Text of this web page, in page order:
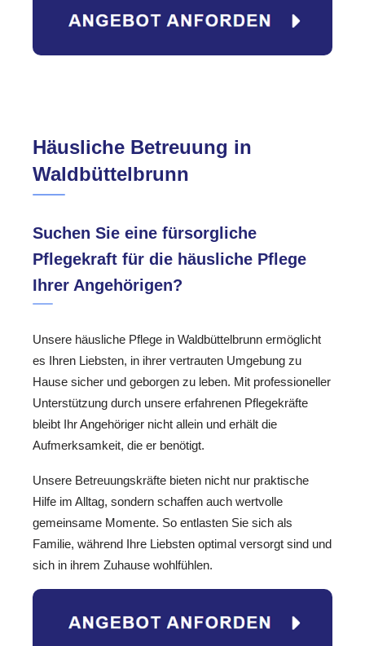
Häusliche Betreuung in
Waldbüttelbrunn
Suchen Sie eine fürsorgliche
Pflegekraft für die häusliche Pflege
Ihrer Angehörigen?
Unsere häusliche Pflege in Waldbüttelbrunn ermöglicht
es Ihren Liebsten, in ihrer vertrauten Umgebung zu
Hause sicher und geborgen zu leben. Mit professioneller
Unterstützung durch unsere erfahrenen Pflegekräfte
bleibt Ihr Angehöriger nicht allein und erhält die
Aufmerksamkeit, die er benötigt.
Unsere Betreuungskräfte bieten nicht nur praktische
Hilfe im Alltag, sondern schaffen auch wertvolle
gemeinsame Momente. So entlasten Sie sich als
Familie, während Ihre Liebsten optimal versorgt sind und
sich in ihrem Zuhause wohlfühlen.